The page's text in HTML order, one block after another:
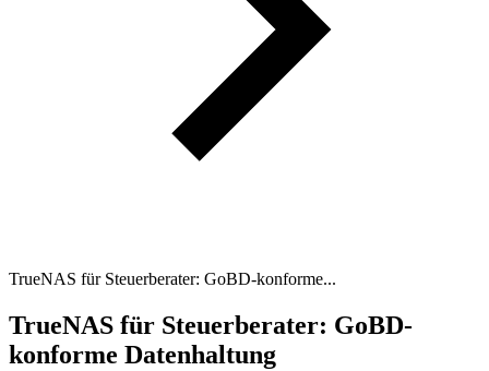
TrueNAS für Steuerberater: GoBD-konforme...
TrueNAS für Steuerberater: GoBD-
konforme Datenhaltung